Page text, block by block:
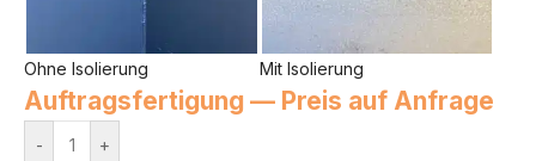
Ohne Isolierung Mit Isolierung
Auftragsfertigung — Preis auf Anfrage
- +